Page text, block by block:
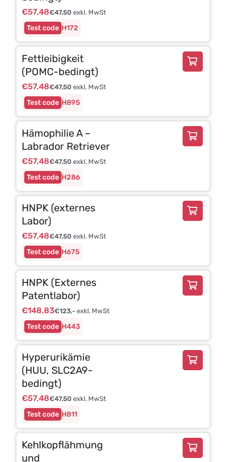
H172
€57,48€47,50 exkl. MwSt
H895
Fettleibigkeit
(POMC-bedingt)
€57,48€47,50 exkl. MwSt
H286
Hämophilie A –
Labrador Retriever
€57,48€47,50 exkl. MwSt
H675
HNPK (externes
Labor)
€57,48€47,50 exkl. MwSt
H443
HNPK (Externes
Patentlabor)
€148,83€123,-exkl. MwSt
H811
Hyperurikämie
(HUU, SLC2A9-
bedingt)
€57,48€47,50 exkl. MwSt
Kehlkopflähmung
und